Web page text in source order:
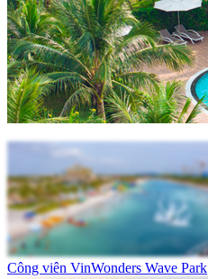
Công viên VinWonders Wave Park